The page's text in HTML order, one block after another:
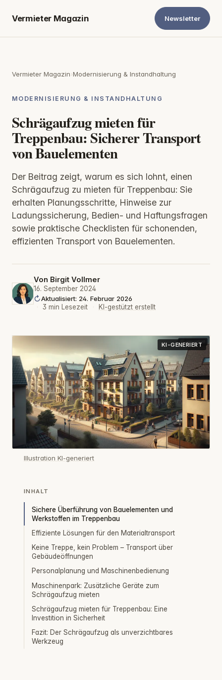
Vermieter Magazin Newsletter
Vermieter Magazin›Modernisierung & Instandhaltung
MODERNISIERUNG & INSTANDHALTUNG
Schrägaufzug mieten für
Treppenbau: Sicherer Transport
von Bauelementen
Der Beitrag zeigt, warum es sich lohnt, einen
Schrägaufzug zu mieten für Treppenbau: Sie
erhalten Planungsschritte, Hinweise zur
Ladungssicherung, Bedien- und Haftungsfragen
sowie praktische Checklisten für schonenden,
effizienten Transport von Bauelementen.
Von Birgit Vollmer
16. September 2024
Aktualisiert: 24. Februar 2026
·
3 min Lesezeit · KI-gestützt erstellt
KI-GENERIERT
Illustration KI-generiert
INHALT
Sichere Überführung von Bauelementen und
Werkstoffen im Treppenbau
Effiziente Lösungen für den Materialtransport
Keine Treppe, kein Problem – Transport über
Gebäudeöffnungen
Personalplanung und Maschinenbedienung
Maschinenpark: Zusätzliche Geräte zum
Schrägaufzug mieten
Schrägaufzug mieten für Treppenbau: Eine
Investition in Sicherheit
Fazit: Der Schrägaufzug als unverzichtbares
Werkzeug